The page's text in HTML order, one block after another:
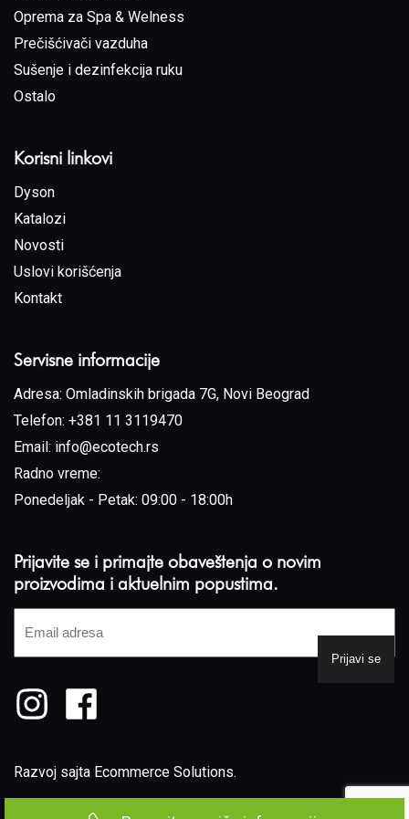
Oprema za Spa & Welness
Prečišćivači vazduha
Sušenje i dezinfekcija ruku
Ostalo
Korisni linkovi
Dyson
Katalozi
Novosti
Uslovi korišćenja
Kontakt
Servisne informacije
Adresa: Omladinskih brigada 7G, Novi Beograd
Telefon: +381 11 3119470
Email: info@ecotech.rs
Radno vreme:
Ponedeljak - Petak: 09:00 - 18:00h
Prijavite se i primajte obaveštenja o novim
proizvodima i aktuelnim popustima.
adresa
Razvoj sajta Ecommerce Solutions.